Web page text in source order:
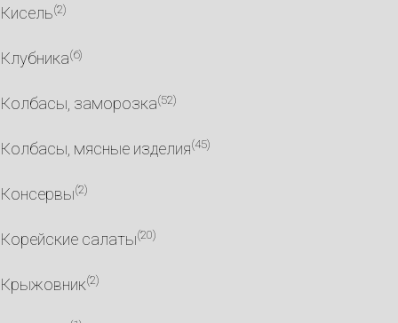
Кисель(2)
Клубника(6)
Колбасы, заморозка(52)
Колбасы, мясные изделия(45)
Консервы(2)
Корейские салаты(20)
Крыжовник(2)